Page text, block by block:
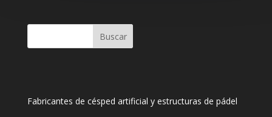
Buscar
Fabricantes de césped artificial y estructuras de pádel